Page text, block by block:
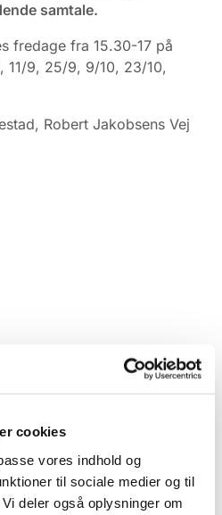
cookies
vores indhold og
til sociale medier og til
deler også oplysninger om
samtale.
fredage fra 15.30-17 på
9, 25/9, 9/10, 23/10,
Robert Jakobsens Vej